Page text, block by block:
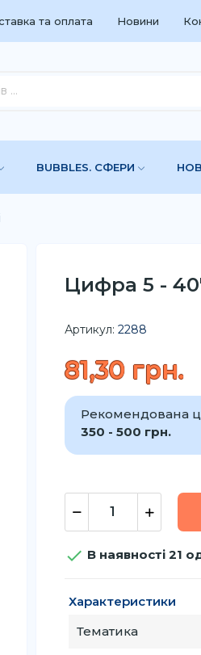
та оплата Новини
BUBBLES. СФЕРИ
Цифра 5 -
Артикул: 2288
81,30 грн.
Рекомендована
350 - 500 грн.
 В наявності 21
Характеристики
Тематика